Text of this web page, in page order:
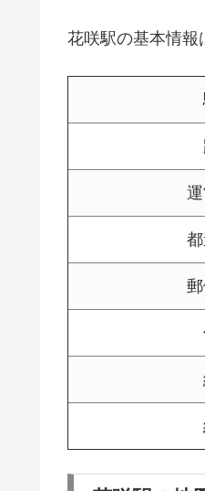
花咲駅の基本情報